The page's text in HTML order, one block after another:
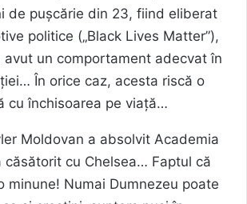
de pușcărie din 23, fiind eliberat
politice („Black Lives Matter”),
avut un comportament adecvat în
În orice caz, acesta riscă o
cu închisoarea pe viață…
Moldovan a absolvit Academia
căsătorit cu Chelsea… Faptul că
minune! Numai Dumnezeu poate